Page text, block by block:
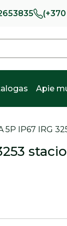
Apie
5P IP67 IRG